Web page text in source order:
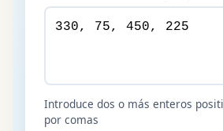
Introduce dos o más enteros
por comas